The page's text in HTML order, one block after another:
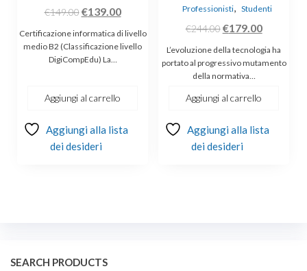
€149.00 Il
prezzo
originale
era:
€139.00Il
prezzo
attuale
Certificazione informatica di livello
medio B2 (Classificazione livello
DigiCompEdu) La…
Aggiungi al carrello
Aggiungi alla lista
dei desideri
Professionisti, Studenti
€244.00Il
prezzo
originale
era:
€244.00.
€179.00Il
prezzo
attuale
L’evoluzione della tecnologia ha
portato al progressivo mutamento
della normativa…
Aggiungi al carrello
Aggiungi alla lista
dei desideri
SEARCH PRODUCTS